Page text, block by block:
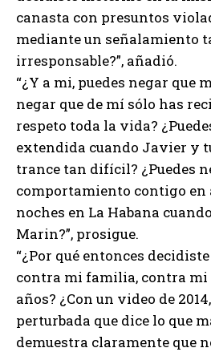
canasta con presuntos
mediante un señalamiento
irresponsable?”, añadió.
“¿Y a mi, puedes negar que
negar que de mí sólo has
respeto toda la vida?
extendida cuando Javier y
trance tan difícil? ¿Puedes
comportamiento contigo en
noches en La Habana
Marin?”, prosigue.
“¿Por qué entonces
contra mi familia, contra mi
años? ¿Con un video de
perturbada que dice lo que
demuestra claramente que